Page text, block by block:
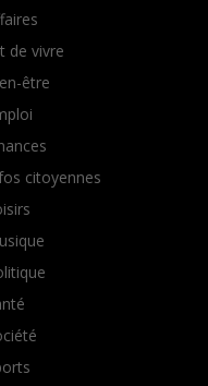
de vivre
être
citoyennes